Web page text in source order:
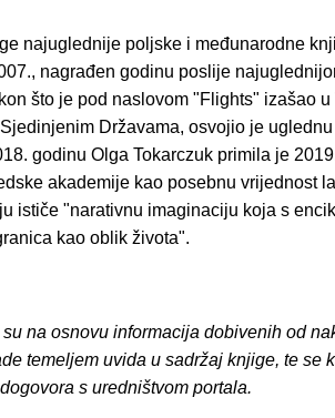
najuglednije poljske i međunarodne
nagrađen godinu poslije
što je pod naslovom "Flights" izašao u
Državama, osvojio je
godinu Olga Tokarczuk primila je
akademije kao posebnu vrijednost
ističe "narativnu imaginaciju koja s
kao oblik života".
na osnovu informacija dobivenih od
temeljem uvida u sadržaj knjige, te se
s uredništvom portala.